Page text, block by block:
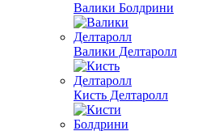
Валики Болдрини
Валики Делтаролл
Кисть Делтаролл